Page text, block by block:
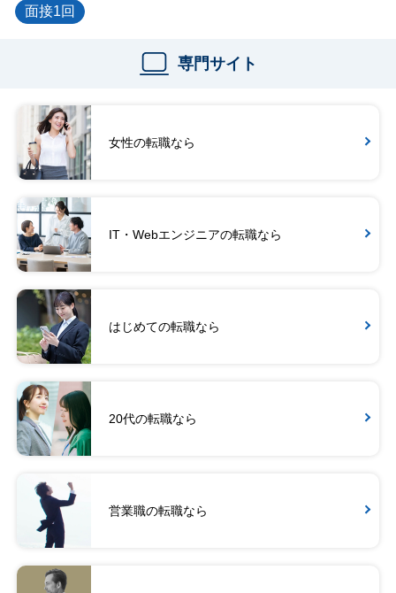
面接1回
専門サイト
女性の転職なら
IT・Webエンジニアの転職なら
はじめての転職なら
20代の転職なら
営業職の転職なら